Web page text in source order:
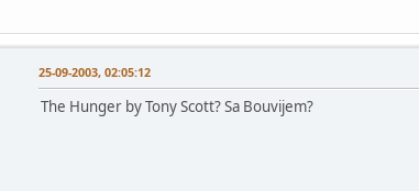
25-09-2003, 02:05:12
The Hunger by Tony Scott? Sa Bouvijem?